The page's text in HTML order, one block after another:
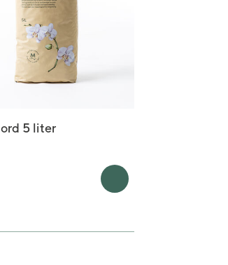
5 liter
Legg i handlekurv